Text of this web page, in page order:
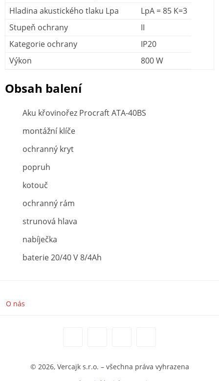
Hladina akustického tlaku Lpa
LpA = 85 K=3
Stupeň ochrany
II
Kategorie ochrany
IP20
Výkon
800 W
Obsah balení
Aku křovinořez Procraft ATA-40BS
montážní klíče
ochranný kryt
popruh
kotouč
ochranný rám
strunová hlava
nabíječka
baterie 20/40 V 8/4Ah
O nás
© 2026, Vercajk s.r.o. – všechna práva vyhrazena